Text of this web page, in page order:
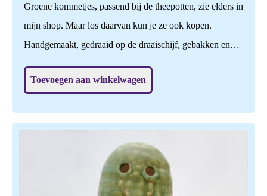
Groene kommetjes, passend bij de theepotten, zie elders in
mijn shop. Maar los daarvan kun je ze ook kopen.
Handgemaakt, gedraaid op de draaischijf, gebakken en
Een feestje om te gebruiken!
Toevoegen aan winkelwagen